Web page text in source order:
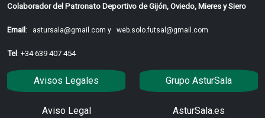
Colaborador del Patronato Deportivo de Gijón, Oviedo, Mieres y Siero
Email: astursala@gmail.com y web.solo.futsal@gmail.com
Tel: +34 639 407 454
Avisos Legales
Aviso Legal
Grupo AsturSala
AsturSala.es